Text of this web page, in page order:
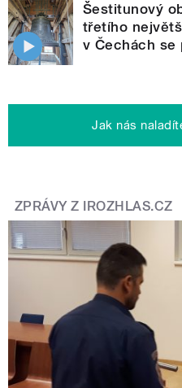
Šestitunový
třetího
v Čechách se
Jak nás
ZPRÁVY Z IROZHLAS.CZ